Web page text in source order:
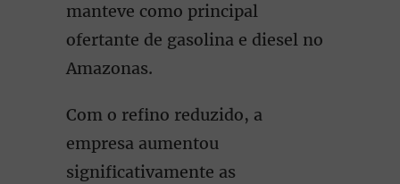
manteve como principal
ofertante de gasolina e diesel no
Amazonas.
Com o refino reduzido, a
empresa aumentou
significativamente as